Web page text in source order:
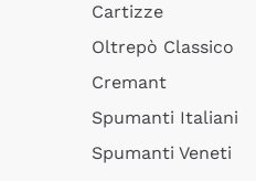
Cartizze
Oltrepò Classico
Cremant
Spumanti Italiani
Spumanti Veneti